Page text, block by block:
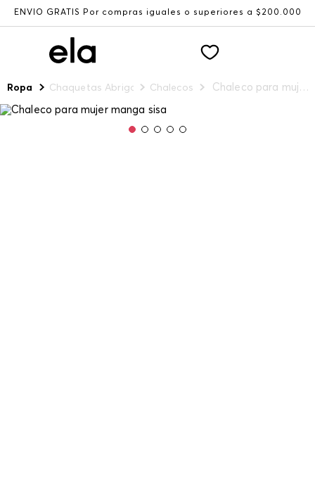
ENVÍO GRATIS Por compras iguales o superiores a $200.000
Ropa Chaquetas Abrigos y Chalecos
Chalecos Chaleco para mujer manga sisa